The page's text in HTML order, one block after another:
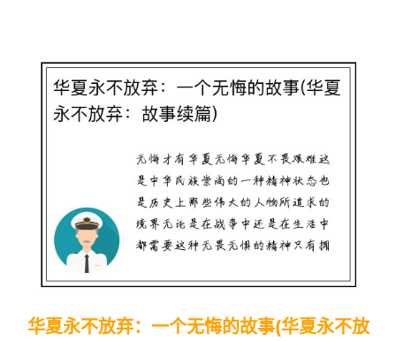
华夏永不放弃：一个无悔的故事(华夏永不放